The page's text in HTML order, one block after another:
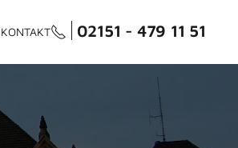
KONTAKT 02151 - 479 11 51